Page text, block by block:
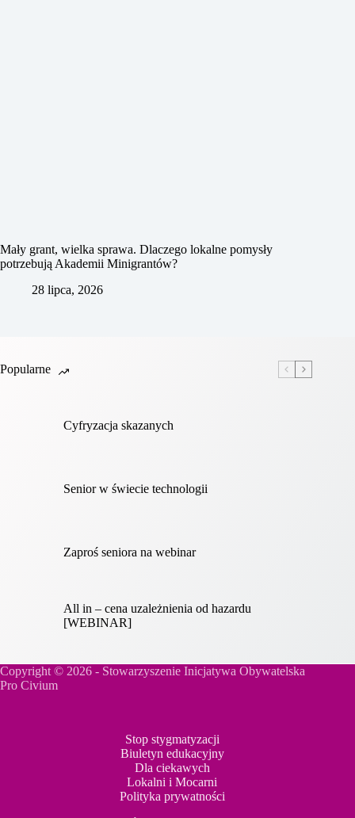
Mały grant, wielka sprawa. Dlaczego lokalne pomysły
potrzebują Akademii Minigrantów?
28 lipca, 2026
Popularne
Cyfryzacja skazanych
Senior w świecie technologii
Zaproś seniora na webinar
All in – cena uzależnienia od hazardu
[WEBINAR]
Copyright © 2026 - Stowarzyszenie Inicjatywa Obywatelska
Pro Civium
Stop stygmatyzacji
Biuletyn edukacyjny
Dla ciekawych
Lokalni i Mocarni
Polityka prywatności